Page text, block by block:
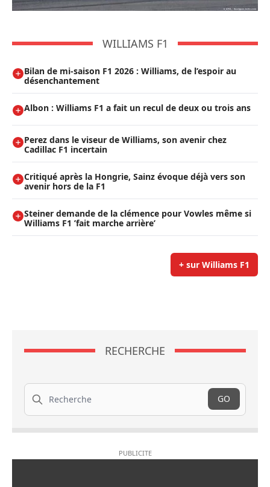
WILLIAMS F1
Bilan de mi-saison F1 2026 : Williams, de l’espoir au
désenchantement
Albon : Williams F1 a fait un recul de deux ou trois ans
Perez dans le viseur de Williams, son avenir chez
Cadillac F1 incertain
Critiqué après la Hongrie, Sainz évoque déjà vers son
avenir hors de la F1
Steiner demande de la clémence pour Vowles même si
Williams F1 ’fait marche arrière’
+ sur Williams F1
RECHERCHE
Recherche
GO